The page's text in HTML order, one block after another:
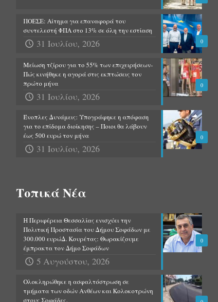
0
ΠΟΕΣΕ: Αίτημα για επαναφορά του
συντελεστή ΦΠΑ στο 13% σε όλη την εστίαση
31 Ιουλίου, 2026
0
Μείωση τζίρου για το 55% των επιχειρήσεων-
Πώς κινήθηκε η αγορά στις εκπτώσεις τον
πρώτο μήνα
31 Ιουλίου, 2026
0
Ένοπλες Δυνάμεις: Υπογράφηκε η απόφαση
για το επίδομα διοίκησης – Ποιοι θα λάβουν
έως 500 ευρώ τον μήνα
31 Ιουλίου, 2026
Τοπικά Νέα
0
Η Περιφέρεια Θεσσαλίας ενισχύει την
Πολιτική Προστασία του Δήμου Σοφάδων με
300.000 ευρώΔ. Κουρέτας: Θωρακίζουμε
έμπρακτα τον Δήμο Σοφάδων
5 Αυγούστου, 2026
Ολοκληρώθηκε η ασφαλτόστρωση σε
τμήματα των οδών Ανθέων και Κολοκοτρώνη